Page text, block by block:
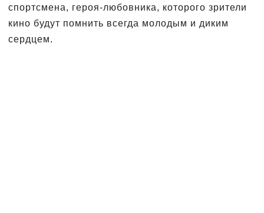
спортсмена, героя-любовника, которого зрители
кино будут помнить всегда молодым и диким
сердцем.